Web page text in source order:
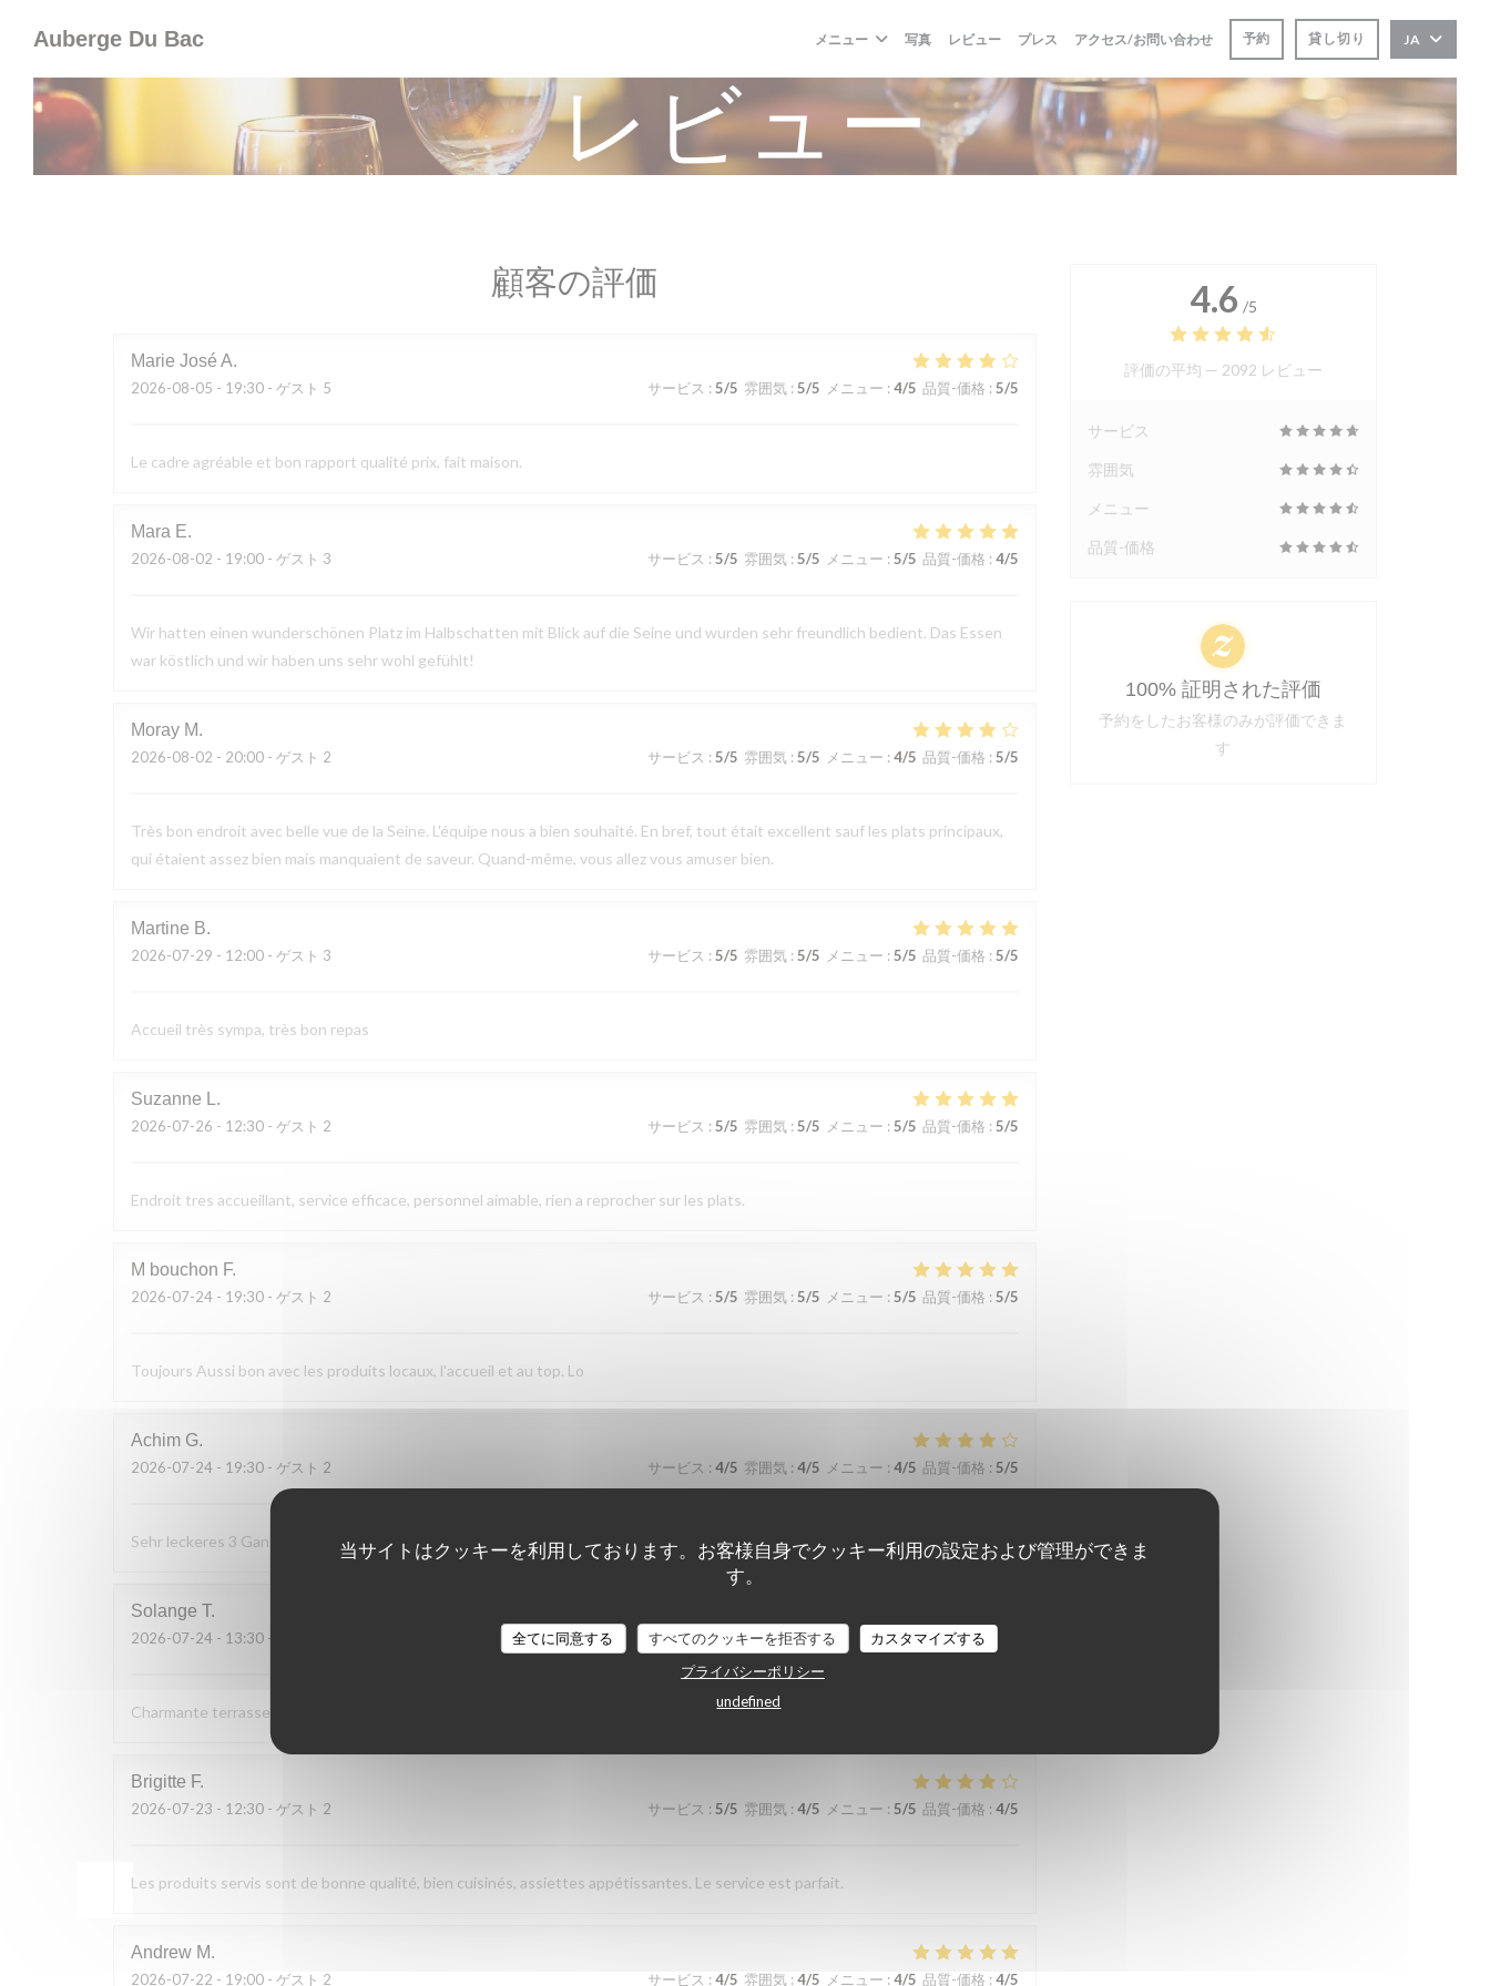
当サイトはクッキーを利用しております。お客様自身でクッキー利用の設定および管理ができま
す。
全てに同意する すべてのクッキーを拒否する
カスタマイズする
プライバシーポリシー
undefined
Auberge Du Bac メニュー 写真 レビュー プレス アクセス/お問い合わせ 予約 貸し切り JA
レビュー
顧客の評価
Marie José A
2026-08-05 - 19:30 - ゲスト 5 サービス : 5/5 雰囲気: 5/5 メニュー : 4/5 品質-価格 : 5/5
Le cadre agréable et bon rapport qualité prix, fait maison.
Mara E
2026-08-02 - 19:00 - ゲスト 3 サービス : 5/5 雰囲気: 5/5 メニュー : 5/5 品質-価格 : 4/5
Wir hatten einen wunderschönen Platz im Halbschatten mit Blick auf die Seine und wurden sehr freundlich bedient. Das Essen
war köstlich und wir haben uns sehr wohl gefühlt!
Moray M
2026-08-02 - 20:00 - ゲスト 2 サービス : 5/5 雰囲気: 5/5 メニュー : 4/5 品質-価格 : 5/5
Très bon endroit avec belle vue de la Seine. L'équipe nous a bien souhaité. En bref, tout était excellent sauf les plats principaux,
qui étaient assez bien mais manquaient de saveur. Quand-même, vous allez vous amuser bien.
Martine B
2026-07-29 - 12:00 - ゲスト 3 サービス : 5/5 雰囲気: 5/5 メニュー : 5/5 品質-価格 : 5/5
Accueil très sympa, très bon repas
Suzanne L
2026-07-26 - 12:30 - ゲスト 2 サービス : 5/5 雰囲気: 5/5 メニュー : 5/5 品質-価格 : 5/5
Endroit tres accueillant, service efficace, personnel aimable, rien a reprocher sur les plats.
M bouchon F
2026-07-24 - 19:30 - ゲスト 2 サービス : 5/5 雰囲気: 5/5 メニュー : 5/5 品質-価格 : 5/5
Toujours Aussi bon avec les produits locaux, l'accueil et au top. Lo
Achim G
2026-07-24 - 19:30 - ゲスト 2 サービス : 4/5 雰囲気: 4/5 メニュー : 4/5 品質-価格 : 5/5
Sehr leckeres 3 Gang Menü mit guten Preis Leistungsverhältnis. Nettes freundliches Personal Wir kommen gerne wieder
Solange T
2026-07-24 - 13:30 - ゲスト 2 サービス:5/5 雰囲気:5/5 メニュー :5/5 品質-価格
Charmante terrasse vue sur le bac. Cuisine simple et délicieuse. Excellent rapport qualité prix
Brigitte F
2026-07-23 - 12:30 - ゲスト 2 サービス : 5/5 雰囲気 : 4/5 メニュー : 5/5 品質-価格 : 4/5
Les produits servis sont de bonne qualité, bien cuisinés, assiettes appétissantes. Le service est parfait.
Andrew M
2026-07-22 - 19:00 - ゲスト 2 サービス : 4/5 雰囲気: 4/5 メニュー : 4/5 品質-価格 : 4/5
4.6 /5
評価の平均 — 2092 レビュー
サービス
雰囲気
メニュー
品質-価格
100% 証明された評価
予約をしたお客様のみが評価できま
す